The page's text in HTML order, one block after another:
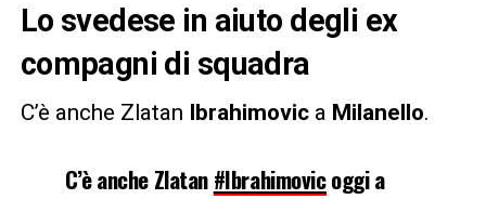
Lo svedese in aiuto degli ex
compagni di squadra
C’è anche Zlatan Ibrahimovica Milanello.
C’è anche Zlatan#Ibrahimovicoggi a